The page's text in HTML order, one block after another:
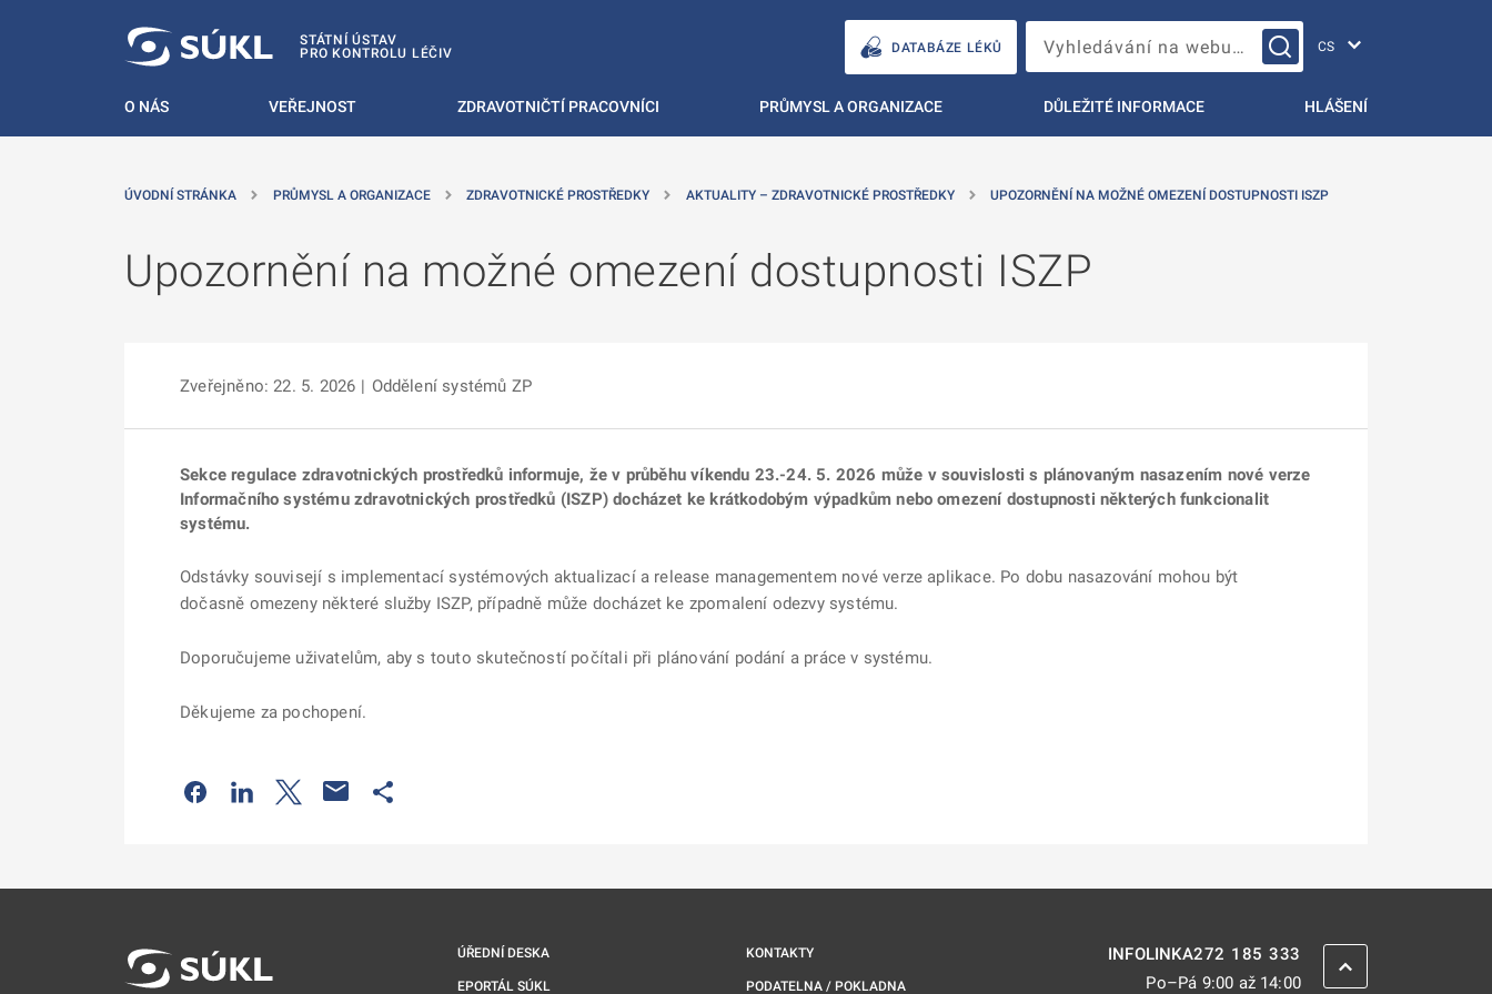
STÁTNÍ ÚSTAV
PRO KONTROLU LÉČIV
DATABÁZE LÉKŮ Vyhledávání na webu…
O NÁS VEŘEJNOST ZDRAVOTNIČTÍ PRACOVNÍCI PRŮMYSL A ORGANIZACE DŮLEŽITÉ INFORMACE HLÁŠENÍ
ÚVODNÍ STRÁNKA PRŮMYSL A ORGANIZACE ZDRAVOTNICKÉ PROSTŘEDKY AKTUALITY – ZDRAVOTNICKÉ PROSTŘEDKY UPOZORNĚNÍ NA MOŽNÉ OMEZENÍ DOSTUPNOSTI ISZP
Upozornění na možné omezení dostupnosti ISZP
Zveřejněno: 22. 5. 2026 | Oddělení systémů ZP
Sekce regulace zdravotnických prostředků informuje, že v průběhu víkendu 23.-24. 5. 2026 může v souvislosti s plánovaným nasazením nové verze
Informačního systému zdravotnických prostředků (ISZP) docházet ke krátkodobým výpadkům nebo omezení dostupnosti některých funkcionalit
systému.
Odstávky souvisejí s implementací systémových aktualizací a release managementem nové verze aplikace. Po dobu nasazování mohou být
dočasně omezeny některé služby ISZP, případně může docházet ke zpomalení odezvy systému.
Doporučujeme uživatelům, aby s touto skutečností počítali při plánování podání a práce v systému.
Děkujeme za pochopení.
Odkaz se otevře na nové kartě
Odkaz se otevře na nové kartě
Odkaz se otevře na nové kartě
ÚŘEDNÍ DESKA
EPORTÁL SÚKL
KONTAKTY
PODATELNA / POKLADNA
INFOLINKA272 185 333
Po–Pá 9:00 až 14:00
ZPĚT NAHORU